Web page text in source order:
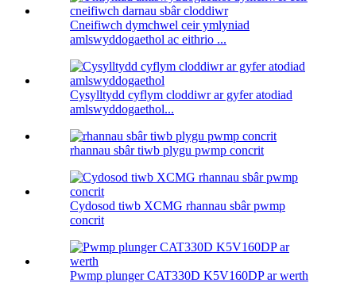
Cneifiwch dymchwel ceir ymlyniad
amlswyddogaethol ac eithrio ...
Cysylltydd cyflym cloddiwr ar gyfer atodiad
amlswyddogaethol...
rhannau sbâr tiwb plygu pwmp concrit
Cydosod tiwb XCMG rhannau sbâr pwmp
concrit
Pwmp plunger CAT330D K5V160DP ar werth